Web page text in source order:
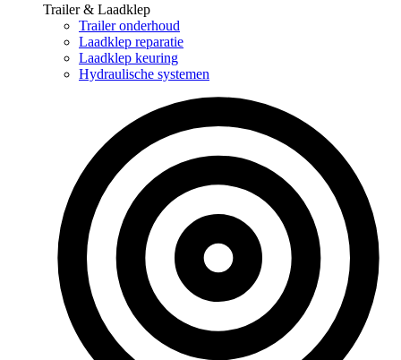
Trailer & Laadklep
Trailer onderhoud
Laadklep reparatie
Laadklep keuring
Hydraulische systemen